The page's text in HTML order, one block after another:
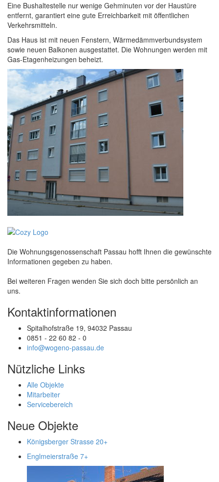
Eine Bushaltestelle nur wenige Gehminuten vor der Haustüre
entfernt, garantiert eine gute Erreichbarkeit mit öffentlichen
Verkehrsmitteln.
Das Haus ist mit neuen Fenstern, Wärmedämmverbundsystem
sowie neuen Balkonen ausgestattet. Die Wohnungen werden mit
Gas-Etagenheizungen beheizt.
Die Wohnungsgenossenschaft Passau hofft Ihnen die gewünschte
Informationen gegeben zu haben.
Bei weiteren Fragen wenden Sie sich doch bitte persönlich an
uns.
Kontaktinformationen
Spitalhofstraße 19, 94032 Passau
0851 - 22 60 82 - 0
info@wogeno-passau.de
Nützliche Links
Alle Objekte
Mitarbeiter
Servicebereich
Neue Objekte
Königsberger Strasse 20+
Englmeierstraße 7+